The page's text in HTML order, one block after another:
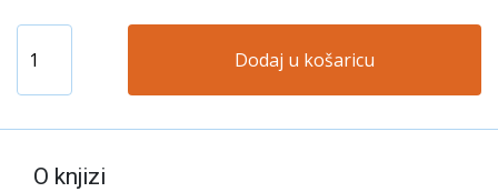
Dodaj u košaricu
O knjizi